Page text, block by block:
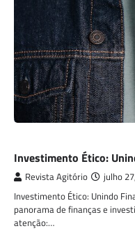
Investimento Ético:
Revista Agitório julho
Investimento Ético: Unindo
panorama de finanças e
atenção:…